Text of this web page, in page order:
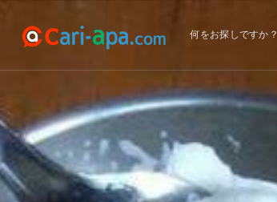
何をお探しですか？